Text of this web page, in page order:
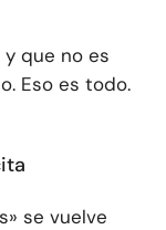
que no es
Eso es todo.
se vuelve